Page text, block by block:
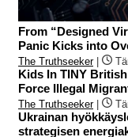
From “Designed
Panic Kicks into
The Truthseeker|
Kids In TINY
Force Illegal
The Truthseeker|
Ukrainan
strategisen